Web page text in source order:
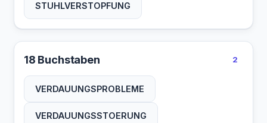
STUHLVERSTOPFUNG
18 Buchstaben 2
VERDAUUNGSPROBLEME
VERDAUUNGSSTOERUNG